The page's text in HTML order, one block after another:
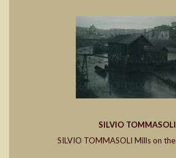
SILVIO TOMMASOLI
SILVIO TOMMASOLI Mills on